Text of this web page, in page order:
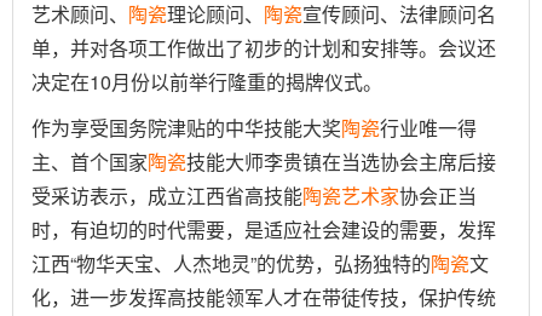
艺术顾问、 陶瓷理论顾问、 陶瓷宣传顾问、法律顾问名
单，并对各项工作做出了初步的计划和安排等。会议还
决定在10月份以前举行隆重的揭牌仪式。
作为享受国务院津贴的中华技能大奖陶瓷行业唯一得
主、首个国家陶瓷技能大师李贵镇在当选协会主席后接
受采访表示，成立江西省高技能陶瓷艺术家协会正当
时，有迫切的时代需要，是适应社会建设的需要，发挥
江西“物华天宝、人杰地灵”的优势，弘扬独特的陶瓷文
化，进一步发挥高技能领军人才在带徒传技，保护传统